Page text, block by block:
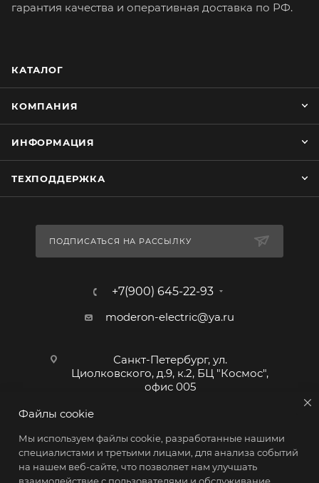
гарантия качества и оперативная доставка по РФ.
КАТАЛОГ
КОМПАНИЯ
ИНФОРМАЦИЯ
ТЕХПОДДЕРЖКА
ПОДПИСАТЬСЯ НА РАССЫЛКУ
+7(900) 645-22-93
moderon-electric@ya.ru
Санкт-Петербург, ул.
Циолковского, д.9, к.2, БЦ "Космос",
офис 005
Файлы cookie
Мы используем файлы cookie, разработанные нашими
специалистами и третьими лицами, для анализа событий
на нашем веб-сайте, что позволяет нам улучшать